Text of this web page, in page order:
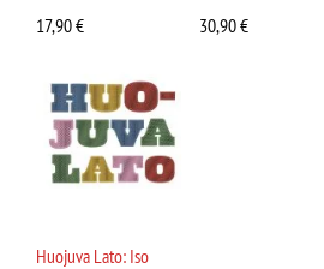
17,90€
30,90€
Huojuva Lato: Iso